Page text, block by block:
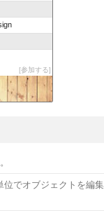
参加する
位でオブジェクトを編集